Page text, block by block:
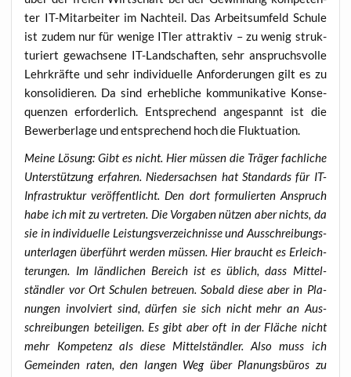
ter IT-Mit­ar­bei­ter im Nach­teil. Das Arbeits­um­feld Schu­le
ist zudem nur für weni­ge ITler attrak­tiv – zu wenig struk­
tu­riert gewach­se­ne IT-Land­schaf­ten, sehr anspruchs­vol­le
Lehr­kräf­te und sehr indi­vi­du­el­le Anfor­de­run­gen gilt es zu
kon­so­li­die­ren. Da sind erheb­li­che kom­mu­ni­ka­ti­ve Kon­se­
quen­zen erfor­der­lich. Ent­spre­chend ange­spannt ist die
Bewer­ber­la­ge und ent­spre­chend hoch die Fluktuation.
Mei­ne Lösung: Gibt es nicht. Hier müs­sen die Trä­ger fach­li­che
Unter­stüt­zung erfah­ren. Nie­der­sach­sen hat Stan­dards für IT-
Infra­struk­tur ver­öf­fent­licht. Den dort for­mu­lier­ten Anspruch
habe ich mit zu ver­tre­ten. Die Vor­ga­ben nüt­zen aber nichts, da
sie in indi­vi­du­el­le Leis­tungs­ver­zeich­nis­se und Aus­schrei­bungs­
un­ter­la­gen über­führt wer­den müs­sen. Hier braucht es Erleich­
te­run­gen. Im länd­li­chen Bereich ist es üblich, dass Mit­tel­
ständ­ler vor Ort Schu­len betreu­en. Sobald die­se aber in Pla­
nun­gen invol­viert sind, dür­fen sie sich nicht mehr an Aus­
schrei­bun­gen betei­li­gen. Es gibt aber oft in der Flä­che nicht
mehr Kom­pe­tenz als die­se Mit­tel­ständ­ler. Also muss ich
Gemein­den raten, den lan­gen Weg über Pla­nungs­bü­ros zu